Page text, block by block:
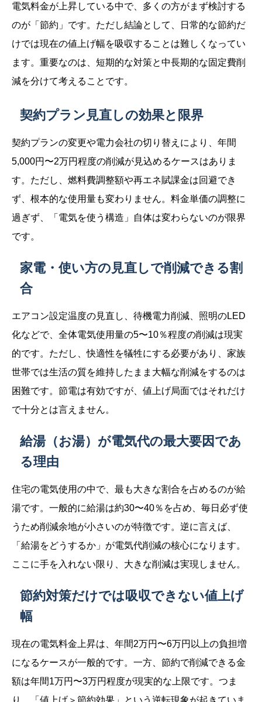
電気料金が上昇している中で、多くの方がまず検討する
のが「節約」です。ただし結論として、日常的な節約だ
けでは現在の値上げ幅を吸収することは難しくなってい
ます。重要なのは、短期的な対策と中長期的な固定費削
減を分けて考えることです。
契約プラン見直しの効果と限界
契約プランの変更や電力会社の切り替えにより、年間
5,000円〜2万円程度の削減が見込めるケースはありま
す。ただし、燃料費調整額や再エネ賦課金は回避でき
ず、根本的な使用量も変わりません。料金単価の調整に
過ぎず、「電気を使う構造」自体は変わらないのが限界
です。
家電・使い方の見直しで削減できる割
合
エアコン設定温度の見直し、待機電力削減、照明のLED
化などで、全体電気使用量の5〜10％程度の削減は現実
的です。ただし、快適性を犠牲にする必要があり、家族
世帯では生活の質を維持したまま大幅な削減をするのは
困難です。節電は有効ですが、値上げ局面ではそれだけ
で十分とは言えません。
給湯（お湯）が電気代の最大要因であ
る理由
住宅の電気使用の中で、最も大きな割合を占めるのが給
湯です。一般的に給湯は約30〜40％を占め、毎日必ず使
うため削減余地が小さいのが特徴です。逆に言えば、
「給湯をどうするか」が電気代削減の核心になります。
ここに手を入れない限り、大きな削減は実現しません。
節約対策だけでは吸収できない値上げ
幅
現在の電気料金上昇は、年間2万円〜6万円以上の負担増
になるケースが一般的です。一方、節約で削減できる金
額は年間1万円〜3万円程度が現実的な上限です。つま
り、「値上げ＞節約効果」という逆転現象が起きていま